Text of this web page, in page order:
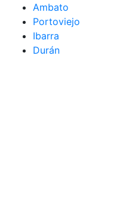
Ambato
Portoviejo
Ibarra
Durán